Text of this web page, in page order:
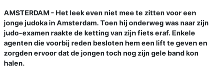
AMSTERDAM - Het leek even niet mee te zitten voor een
jonge judoka in Amsterdam. Toen hij onderweg was naar zijn
judo-examen raakte de ketting van zijn fiets eraf. Enkele
agenten die voorbij reden besloten hem een lift te geven en
zorgden ervoor dat de jongen toch nog zijn gele band kon
halen.